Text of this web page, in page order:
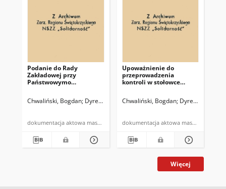
Podanie do Rady
Zakładowej przy
Państwowymo
Piekoszowie w sprawie
pracownikowi
Chwaliński, Bogdan Dyrektor Państwowego Gospodarstwa
dokumentacja aktowa maszynopis
Upoważnienie do
przeprowadzenia
kontroli w stołowce
Chwaliński, Bogdan Dyrektor
dokumentacja aktowa maszynopis
Więcej